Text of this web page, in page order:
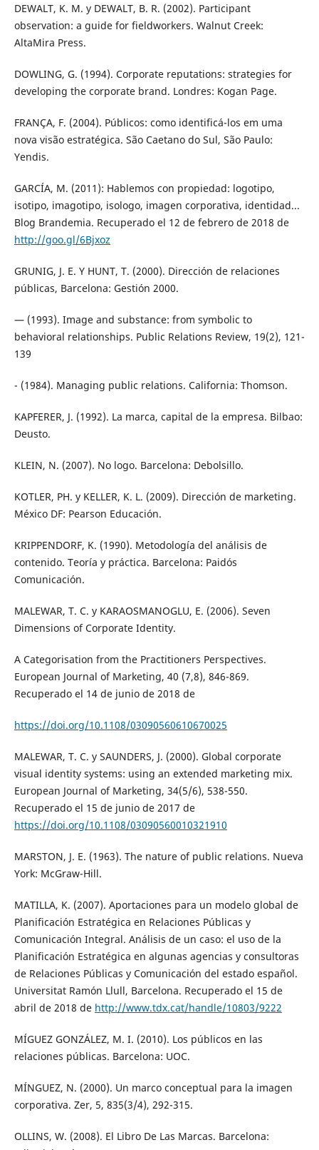
DEWALT, K. M. y DEWALT, B. R. (2002). Participant
observation: a guide for fieldworkers. Walnut Creek:
AltaMira Press.
DOWLING, G. (1994). Corporate reputations: strategies for
developing the corporate brand. Londres: Kogan Page.
FRANÇA, F. (2004). Públicos: como identificá-los em uma
nova visão estratégica. São Caetano do Sul, São Paulo:
Yendis.
GARCÍA, M. (2011): Hablemos con propiedad: logotipo,
isotipo, imagotipo, isologo, imagen corporativa, identidad...
Blog Brandemia. Recuperado el 12 de febrero de 2018 de
http://goo.gl/6Bjxoz
GRUNIG, J. E. Y HUNT, T. (2000). Dirección de relaciones
públicas, Barcelona: Gestión 2000.
— (1993). Image and substance: from symbolic to
behavioral relationships. Public Relations Review, 19(2), 121-
139
- (1984). Managing public relations. California: Thomson.
KAPFERER, J. (1992). La marca, capital de la empresa. Bilbao:
Deusto.
KLEIN, N. (2007). No logo. Barcelona: Debolsillo.
KOTLER, PH. y KELLER, K. L. (2009). Dirección de marketing.
México DF: Pearson Educación.
KRIPPENDORF, K. (1990). Metodología del análisis de
contenido. Teoría y práctica. Barcelona: Paidós
Comunicación.
MALEWAR, T. C. y KARAOSMANOGLU, E. (2006). Seven
Dimensions of Corporate Identity.
A Categorisation from the Practitioners Perspectives.
European Journal of Marketing, 40 (7,8), 846-869.
Recuperado el 14 de junio de 2018 de
https://doi.org/10.1108/03090560610670025
MALEWAR, T. C. y SAUNDERS, J. (2000). Global corporate
visual identity systems: using an extended marketing mix.
European Journal of Marketing, 34(5/6), 538-550.
Recuperado el 15 de junio de 2017 de
https://doi.org/10.1108/03090560010321910
MARSTON, J. E. (1963). The nature of public relations. Nueva
York: McGraw-Hill.
MATILLA, K. (2007). Aportaciones para un modelo global de
Planificación Estratégica en Relaciones Públicas y
Comunicación Integral. Análisis de un caso: el uso de la
Planificación Estratégica en algunas agencias y consultoras
de Relaciones Públicas y Comunicación del estado español.
Universitat Ramón Llull, Barcelona. Recuperado el 15 de
abril de 2018 de http://www.tdx.cat/handle/10803/9222
MÍGUEZ GONZÁLEZ, M. I. (2010). Los públicos en las
relaciones públicas. Barcelona: UOC.
MÍNGUEZ, N. (2000). Un marco conceptual para la imagen
corporativa. Zer, 5, 835(3/4), 292-315.
OLLINS, W. (2008). El Libro De Las Marcas. Barcelona: